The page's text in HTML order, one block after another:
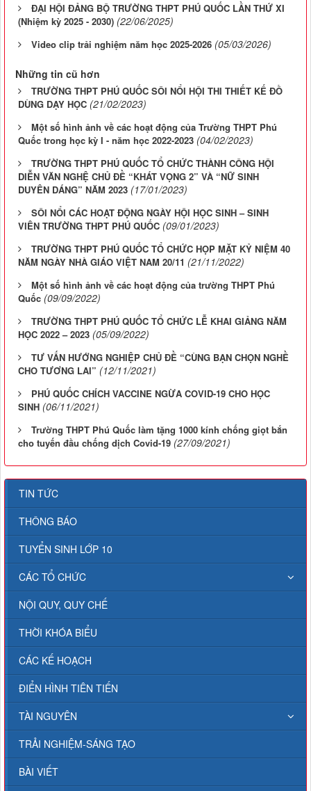
ĐẠI HỘI ĐẢNG BỘ TRƯỜNG THPT PHÚ QUỐC LẦN THỨ XI
(Nhiệm kỳ 2025 - 2030) (22/06/2025)
Video clip trải nghiệm năm học 2025-2026 (05/03/2026)
Những tin cũ hơn
TRƯỜNG THPT PHÚ QUỐC SÔI NỔI HỘI THI THIẾT KẾ ĐỒ
DÙNG DẠY HỌC (21/02/2023)
Một số hình ảnh về các hoạt động của Trường THPT Phú
Quốc trong học kỳ I - năm học 2022-2023 (04/02/2023)
TRƯỜNG THPT PHÚ QUỐC TỔ CHỨC THÀNH CÔNG HỘI
DIỄN VĂN NGHỆ CHỦ ĐỀ “KHÁT VỌNG 2” VÀ “NỮ SINH
DUYÊN DÁNG” NĂM 2023 (17/01/2023)
SÔI NỔI CÁC HOẠT ĐỘNG NGÀY HỘI HỌC SINH – SINH
VIÊN TRƯỜNG THPT PHÚ QUỐC (09/01/2023)
TRƯỜNG THPT PHÚ QUỐC TỔ CHỨC HỌP MẶT KỶ NIỆM 40
NĂM NGÀY NHÀ GIÁO VIỆT NAM 20/11 (21/11/2022)
Một số hình ảnh về các hoạt động của trường THPT Phú
Quốc (09/09/2022)
TRƯỜNG THPT PHÚ QUỐC TỔ CHỨC LỄ KHAI GIẢNG NĂM
HỌC 2022 – 2023 (05/09/2022)
TƯ VẤN HƯỚNG NGHIỆP CHỦ ĐỀ “CÙNG BẠN CHỌN NGHỀ
CHO TƯƠNG LAI” (12/11/2021)
PHÚ QUỐC CHÍCH VACCINE NGỪA COVID-19 CHO HỌC
SINH (06/11/2021)
Trường THPT Phú Quốc làm tặng 1000 kính chống giọt bắn
cho tuyến đầu chống dịch Covid-19 (27/09/2021)
TIN TỨC
THÔNG BÁO
TUYỂN SINH LỚP 10
CÁC TỔ CHỨC
NỘI QUY, QUY CHẾ
THỜI KHÓA BIỂU
CÁC KẾ HOẠCH
ĐIỂN HÌNH TIÊN TIẾN
TÀI NGUYÊN
TRẢI NGHIỆM-SÁNG TẠO
BÀI VIẾT